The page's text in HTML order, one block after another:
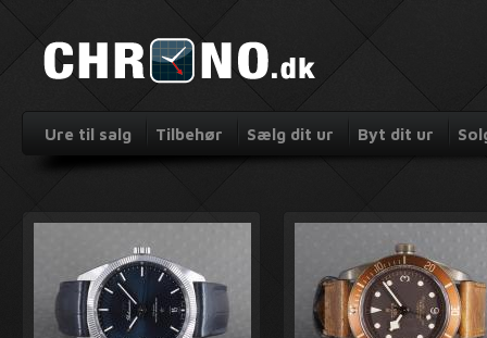
Ure til salg Tilbehør Sælg dit ur Byt dit ur